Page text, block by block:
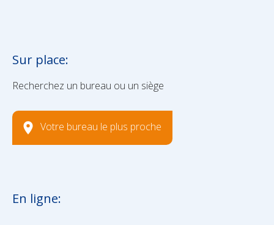
Sur place:
Recherchez un bureau ou un siège
Votre bureau le plus proche
En ligne: